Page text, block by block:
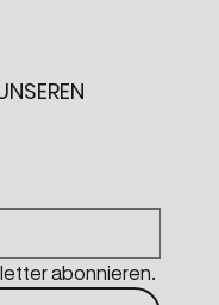
abonnieren.